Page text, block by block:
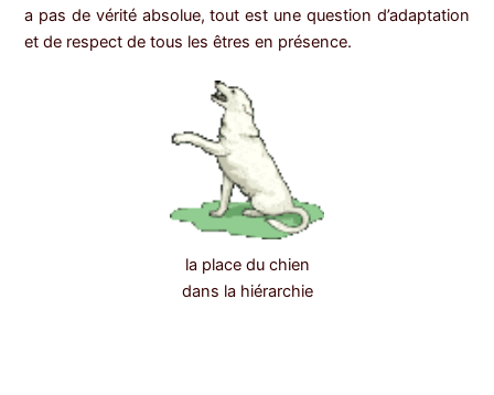
a pas de vérité absolue, tout est une question d’adaptation
et de respect de tous les êtres en présence.
la place du chien
dans la hiérarchie